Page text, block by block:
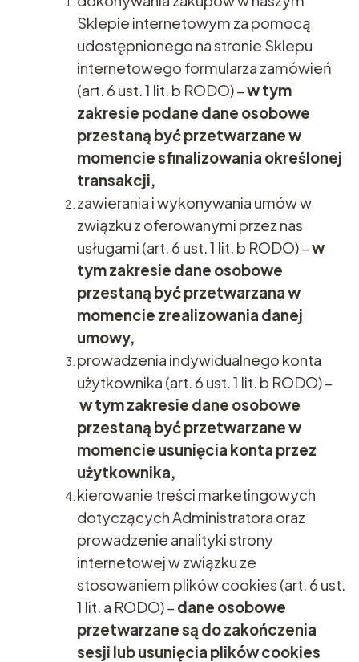
Sklepie internetowym za pomocą
udostępnionego na stronie Sklepu
internetowego formularza zamówień
(art. 6 ust. 1 lit. b RODO) –w tym
zakresie podane dane osobowe
przestaną być przetwarzane w
momencie sfinalizowania określonej
transakcji,
zawierania i wykonywania umów w
związku z oferowanymi przez nas
usługami (art. 6 ust. 1 lit. b RODO) –w
tym zakresie dane osobowe
przestaną być przetwarzana w
momencie zrealizowania danej
umowy,
prowadzenia indywidualnego konta
użytkownika (art. 6 ust. 1 lit. b RODO) –
w tym zakresie dane osobowe
przestaną być przetwarzane w
momencie usunięcia konta przez
użytkownika,
kierowanie treści marketingowych
dotyczących Administratora oraz
prowadzenie analityki strony
internetowej w związku ze
stosowaniem plików cookies (art. 6 ust.
1 lit. a RODO) – dane osobowe
przetwarzane są do zakończenia
sesji lub usunięcia plików cookies